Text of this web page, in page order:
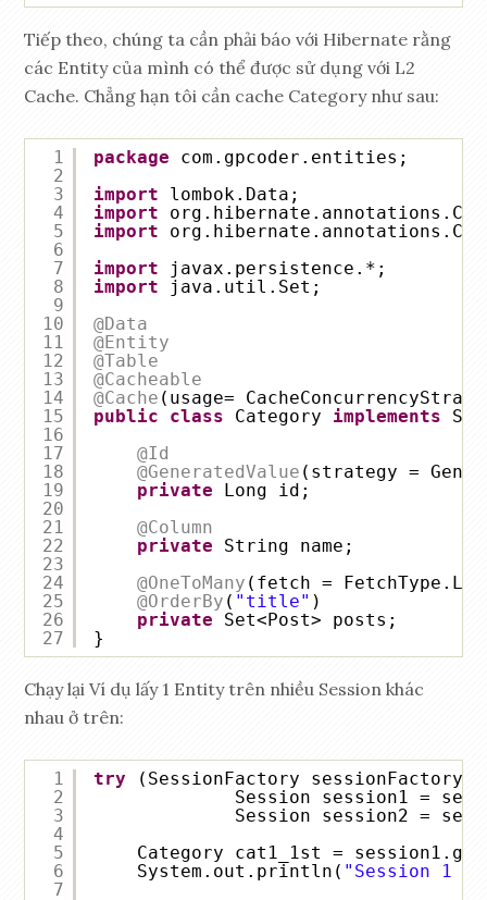
Tiếp theo, chúng ta cần phải báo với Hibernate rằng
các Entity của mình có thể được sử dụng với L2
Cache. Chẳng hạn tôi cần cache Category như sau:
1
2
3
4
5
6
7
8
9
10
11
12
13
14
15
16
17
18
19
20
21
22
23
24
25
26
27
package
com.gpcoder.entities;
import
lombok.Data;
import
import
import
javax.persistence.*;
import
java.util.Set;
@Data
@Entity
@Table
@Cacheable
@Cache (usage=
public
class Category implements
@Id
@GeneratedValue (strategy =
private
Long id;
@Column
private
String name;
@OneToMany (fetch =
@OrderBy ( "title" )
private
Set<Post> posts;
}
Chạy lại Ví dụ lấy 1 Entity trên nhiều Session khác
nhau ở trên:
1
2
3
4
5
6
7
try
(SessionFactory
Session session1 =
Session session2 =
Category cat1_1st =
System.out.println( "Session 1